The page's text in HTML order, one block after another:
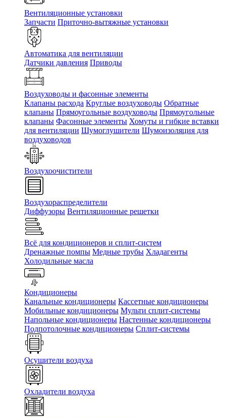
Вентиляционные установки
Запчасти Приточно-вытяжные установки
Автоматика для вентиляции
Датчики давления Приводы
Воздуховоды и фасонные элементы
Клапаны расхода Круглые воздуховоды Обратные
клапаны Прямоугольные воздуховоды Прямоугольные
клапаны Фасонные элементы Хомуты и гибкие вставки
для вентиляции Шумоглушители Шумоизоляция для
воздуховодов
Воздухоочистители
Воздухораспределители
Диффузоры Вентиляционные решетки
Всё для кондиционеров и сплит-систем
Дренажные помпы Медные трубы Хладагенты
Холодильные масла
Кондиционеры
Канальные кондиционеры Кассетные кондиционеры
Мобильные кондиционеры Мульти сплит-системы
Напольные кондиционеры Настенные кондиционеры
Подпотолочные кондиционеры Сплит-системы
Осушители воздуха
Охладители воздуха